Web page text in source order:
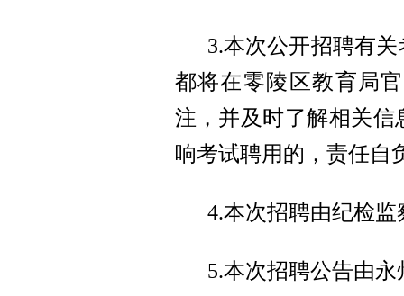
3.本次公开招聘有
都将在零陵区教育局
注，并及时了解相关
响考试聘用的，责任自
4.本次招聘由纪检
5.本次招聘公告由